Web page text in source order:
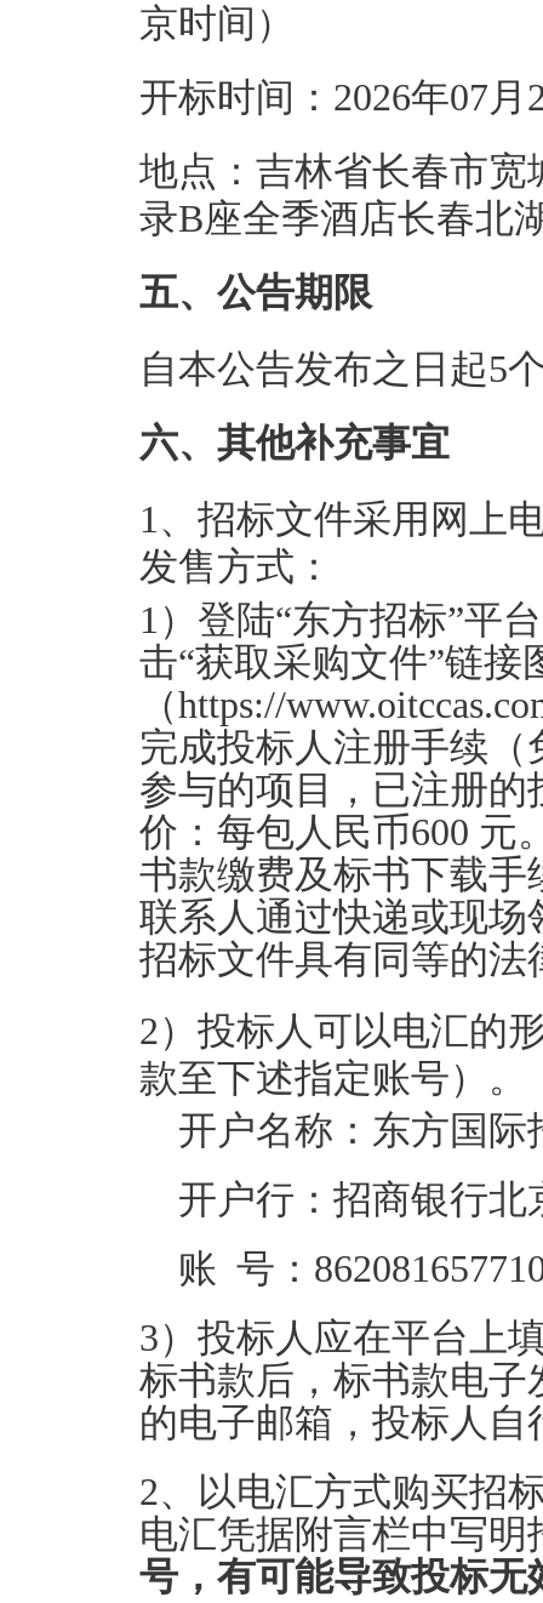
京时间）
开标时间：2026年07
地点：吉林省长春市
录B座全季酒店长春北
五、公告期限
自本公告发布之日起5
六、其他补充事宜
1、招标文件采用网上
发售方式：
1）登陆“东方招标”平
击“获取采购文件”链
（https://
完成投标人注册手续
参与的项目，已注册
价：每包人民币600 元
书款缴费及标书下载
联系人通过快递或现
招标文件具有同等的法
2）投标人可以电汇的
款至下述指定账号）。
开户名称：东方国际
开户行：招商银行北
账 号：
3）投标人应在平台上
标书款后，标书款电
的电子邮箱，投标人自
2、以电汇方式购买招
电汇凭据附言栏中写
号，有可能导致投标无